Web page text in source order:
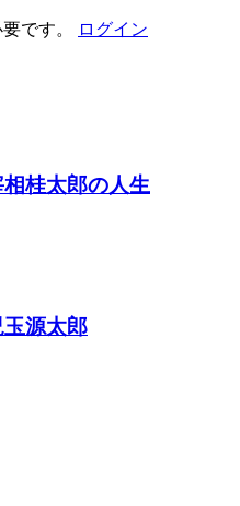
です。 ログイン
桂太郎の人生
源太郎